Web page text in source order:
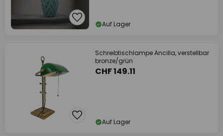
Auf Lager
Schreibtischlampe Ancilla, verstellbar
bronze/grün
CHF 149.11
Auf Lager